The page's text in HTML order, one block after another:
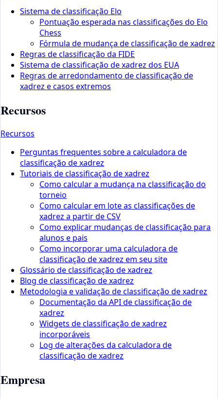
Sistema de classificação Elo
Pontuação esperada nas classificações do Elo
Chess
Fórmula de mudança de classificação de xadrez
Regras de classificação da FIDE
Sistema de classificação de xadrez dos EUA
Regras de arredondamento de classificação de
xadrez e casos extremos
Recursos
Recursos
Perguntas frequentes sobre a calculadora de
classificação de xadrez
Tutoriais de classificação de xadrez
Como calcular a mudança na classificação do
torneio
Como calcular em lote as classificações de
xadrez a partir de CSV
Como explicar mudanças de classificação para
alunos e pais
Como incorporar uma calculadora de
classificação de xadrez em seu site
Glossário de classificação de xadrez
Blog de classificação de xadrez
Metodologia e validação de classificação de xadrez
Documentação da API de classificação de
xadrez
Widgets de classificação de xadrez
incorporáveis
Log de alterações da calculadora de
classificação de xadrez
Empresa